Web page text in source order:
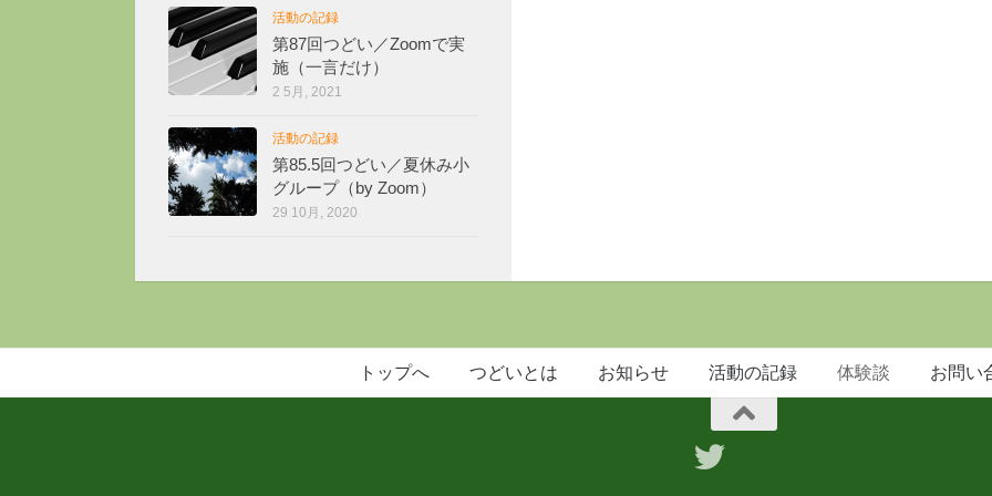
活動の記録
第87回つどい／Zoomで実
施（一言だけ）
2 5月, 2021
活動の記録
第85.5回つどい／夏休み小
グループ（by Zoom）
29 10月, 2020
トップへ つどいとは お知らせ 活動の記録 体験談 お問い